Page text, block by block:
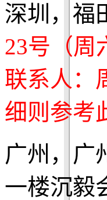
深圳，福
23号（周
联系人：
细则参考
广州，广
一楼沉毅